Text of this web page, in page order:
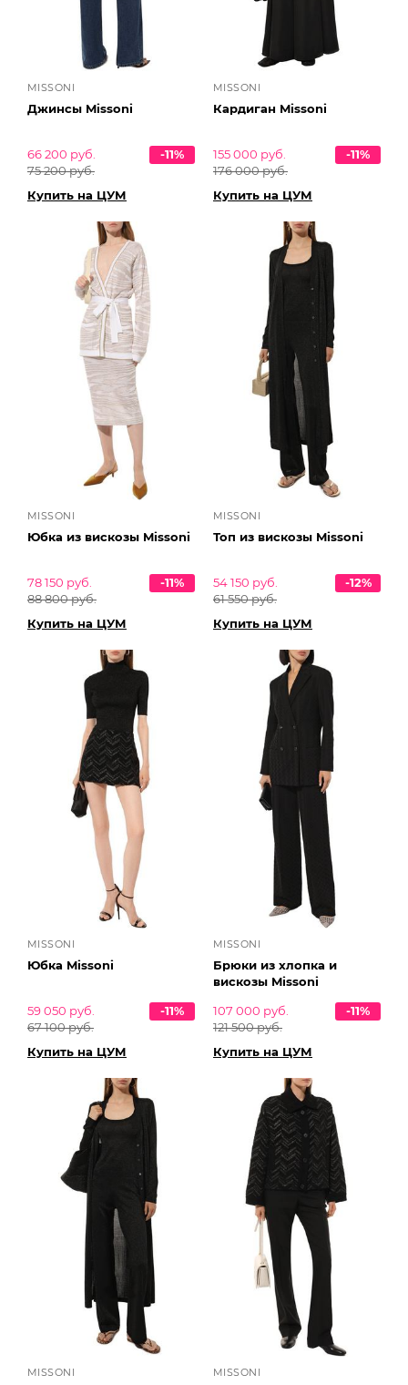
MISSONI
Джинсы Missoni
66 200 руб.
75 200 руб.
-11%
Купить на ЦУМ
MISSONI
Кардиган Missoni
155 000 руб.
176 000 руб.
-11%
Купить на ЦУМ
MISSONI
Юбка из вискозы Missoni
78 150 руб.
88 800 руб.
-11%
Купить на ЦУМ
MISSONI
Топ из вискозы Missoni
54 150 руб.
61 550 руб.
-12%
Купить на ЦУМ
MISSONI
Юбка Missoni
59 050 руб.
67 100 руб.
-11%
Купить на ЦУМ
MISSONI
Брюки из хлопка и
вискозы Missoni
107 000 руб.
121 500 руб.
-11%
Купить на ЦУМ
MISSONI MISSONI